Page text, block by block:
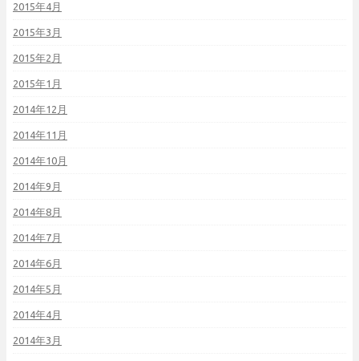
2015年4月
2015年3月
2015年2月
2015年1月
2014年12月
2014年11月
2014年10月
2014年9月
2014年8月
2014年7月
2014年6月
2014年5月
2014年4月
2014年3月